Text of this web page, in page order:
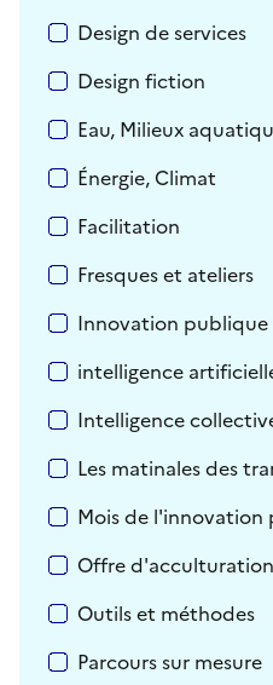
Design de services
Design fiction
Eau, Milieux
Énergie, Climat
Facilitation
Fresques et ateliers
Innovation publique
intelligence
Intelligence
Les matinales des
Mois de l'innovation
Offre d'acculturation
Outils et méthodes
Parcours sur mesure